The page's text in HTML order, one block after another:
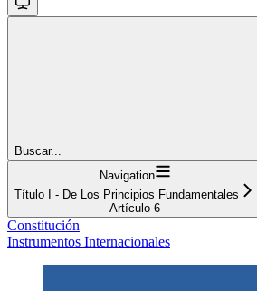
Buscar...
Navigation
Título I - De Los Principios Fundamentales
Artículo 6
Constitución
Instrumentos Internacionales